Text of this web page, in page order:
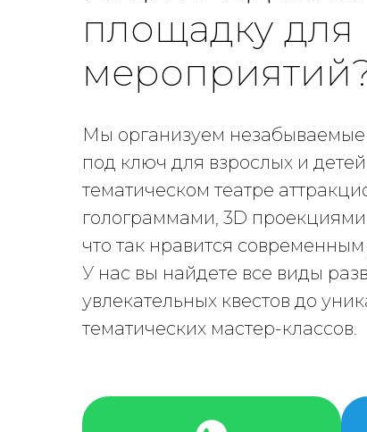
площадку для
Мы организуем
под ключ для взрослых и
тематическом театре
голограммами, 3D
что так нравится
У нас вы найдете все виды
увлекательных квестов до
тематических мастер-классов.